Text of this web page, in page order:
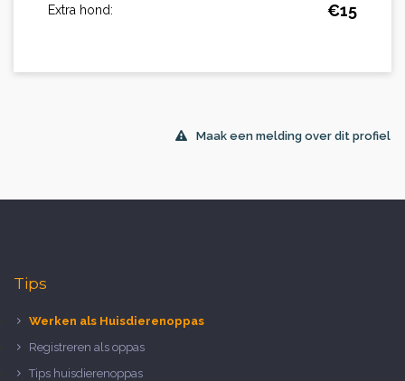
Extra hond: €15
Maak een melding over dit profiel
Tips
Werken als Huisdierenoppas
Registreren als oppas
Tips huisdierenoppas